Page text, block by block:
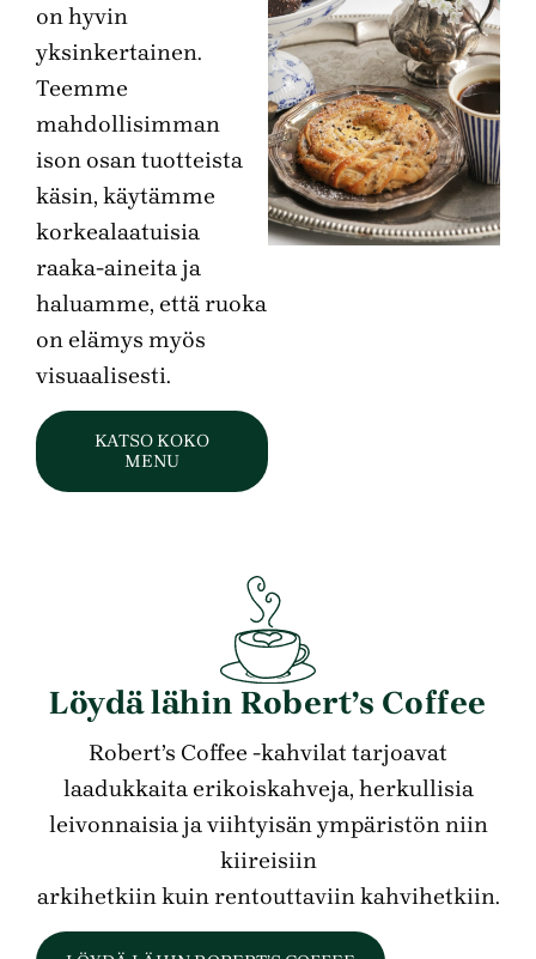
on hyvin
yksinkertainen.
Teemme
mahdollisimman
ison osan tuotteista
käsin, käytämme
korkealaatuisia
raaka-aineita ja
haluamme, että ruoka
on elämys myös
visuaalisesti.
KATSO KOKO
MENU
Löydä lähin Robert’s Coffee
Robert’s Coffee -kahvilat tarjoavat
laadukkaita erikoiskahveja, herkullisia
leivonnaisia ja viihtyisän ympäristön niin
kiireisiin
arkihetkiin kuin rentouttaviin kahvihetkiin.